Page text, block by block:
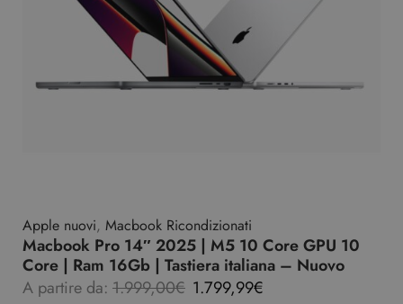
Apple nuovi, Macbook Ricondizionati
Macbook Pro 14″ 2025 | M5 10 Core GPU 10
Core | Ram 16Gb | Tastiera italiana – Nuovo
A partire da: 1.999,00€ 1.799,99€